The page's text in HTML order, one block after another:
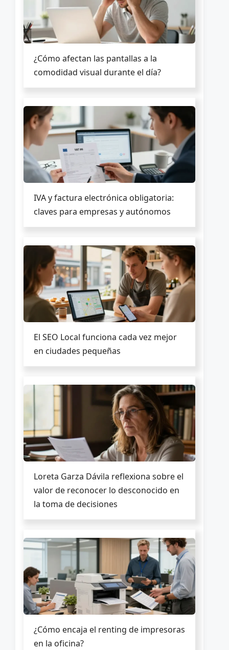
¿Cómo afectan las pantallas a la
comodidad visual durante el día?
IVA y factura electrónica obligatoria:
claves para empresas y autónomos
El SEO Local funciona cada vez mejor
en ciudades pequeñas
Loreta Garza Dávila reflexiona sobre el
valor de reconocer lo desconocido en
la toma de decisiones
¿Cómo encaja el renting de impresoras
en la oficina?